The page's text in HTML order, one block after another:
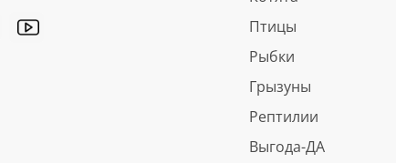
Птицы
Рыбки
Грызуны
Рептилии
Выгода-ДА